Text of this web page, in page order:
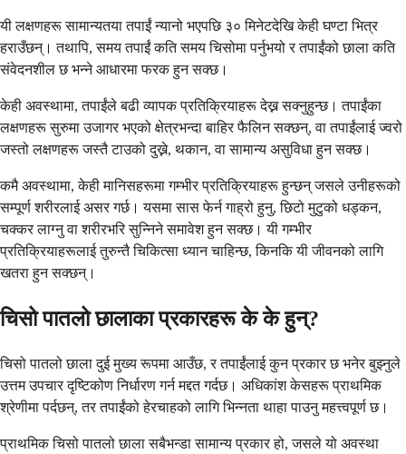
यी लक्षणहरू सामान्यतया तपाईं न्यानो भएपछि ३० मिनेटदेखि केही घण्टा भित्र
हराउँछन्। तथापि, समय तपाईं कति समय चिसोमा पर्नुभयो र तपाईंको छाला कति
संवेदनशील छ भन्ने आधारमा फरक हुन सक्छ।
केही अवस्थामा, तपाईंले बढी व्यापक प्रतिक्रियाहरू देख्न सक्नुहुन्छ। तपाईंका
लक्षणहरू सुरुमा उजागर भएको क्षेत्रभन्दा बाहिर फैलिन सक्छन्, वा तपाईंलाई ज्वरो
जस्तो लक्षणहरू जस्तै टाउको दुख्ने, थकान, वा सामान्य असुविधा हुन सक्छ।
कमै अवस्थामा, केही मानिसहरूमा गम्भीर प्रतिक्रियाहरू हुन्छन् जसले उनीहरूको
सम्पूर्ण शरीरलाई असर गर्छ। यसमा सास फेर्न गाह्रो हुनु, छिटो मुटुको धड्कन,
चक्कर लाग्नु वा शरीरभरि सुन्निने समावेश हुन सक्छ। यी गम्भीर
प्रतिक्रियाहरूलाई तुरुन्तै चिकित्सा ध्यान चाहिन्छ, किनकि यी जीवनको लागि
खतरा हुन सक्छन्।
चिसो पातलो छालाका प्रकारहरू के के हुन्?
चिसो पातलो छाला दुई मुख्य रूपमा आउँछ, र तपाईंलाई कुन प्रकार छ भनेर बुझ्नुले
उत्तम उपचार दृष्टिकोण निर्धारण गर्न मद्दत गर्दछ। अधिकांश केसहरू प्राथमिक
श्रेणीमा पर्दछन्, तर तपाईंको हेरचाहको लागि भिन्नता थाहा पाउनु महत्त्वपूर्ण छ।
प्राथमिक चिसो पातलो छाला सबैभन्डा सामान्य प्रकार हो, जसले यो अवस्था